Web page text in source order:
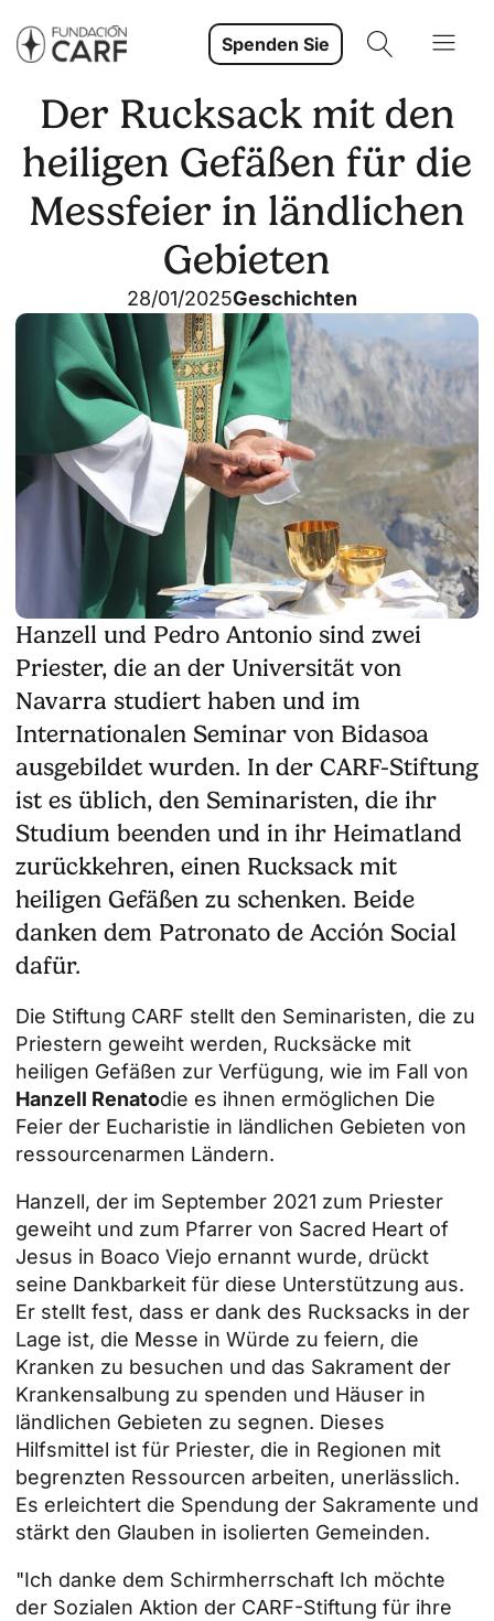
Spenden Sie
Der Rucksack mit den
heiligen Gefäßen für die
Messfeier in ländlichen
Gebieten
28/01/2025Geschichten
Hanzell und Pedro Antonio sind zwei
Priester, die an der Universität von
Navarra studiert haben und im
Internationalen Seminar von Bidasoa
ausgebildet wurden. In der CARF-Stiftung
ist es üblich, den Seminaristen, die ihr
Studium beenden und in ihr Heimatland
zurückkehren, einen Rucksack mit
heiligen Gefäßen zu schenken. Beide
danken dem Patronato de Acción Social
dafür.
Die Stiftung CARF stellt den Seminaristen, die zu
Priestern geweiht werden, Rucksäcke mit
heiligen Gefäßen zur Verfügung, wie im Fall von
Hanzell Renatodie es ihnen ermöglichen Die
Feier der Eucharistie in ländlichen Gebieten von
ressourcenarmen Ländern.
Hanzell, der im September 2021 zum Priester
geweiht und zum Pfarrer von Sacred Heart of
Jesus in Boaco Viejo ernannt wurde, drückt
seine Dankbarkeit für diese Unterstützung aus.
Er stellt fest, dass er dank des Rucksacks in der
Lage ist, die Messe in Würde zu feiern, die
Kranken zu besuchen und das Sakrament der
Krankensalbung zu spenden und Häuser in
ländlichen Gebieten zu segnen. Dieses
Hilfsmittel ist für Priester, die in Regionen mit
begrenzten Ressourcen arbeiten, unerlässlich.
Es erleichtert die Spendung der Sakramente und
stärkt den Glauben in isolierten Gemeinden.
"Ich danke dem Schirmherrschaft Ich möchte
der Sozialen Aktion der CARF-Stiftung für ihre